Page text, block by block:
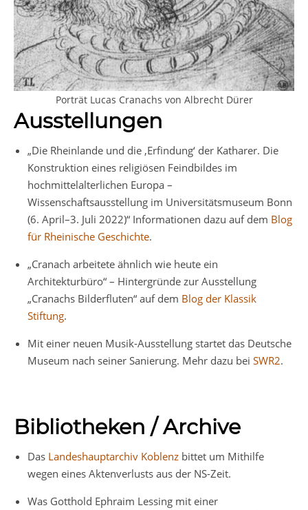
Porträt Lucas Cranachs von Albrecht Dürer
Ausstellungen
„Die Rheinlande und die ‚Erfindung‘ der Katharer. Die
Konstruktion eines religiösen Feindbildes im
hochmittelalterlichen Europa –
Wissenschaftsausstellung im Universitätsmuseum Bonn
(6. April–3. Juli 2022)“ Informationen dazu auf dem Blog
für Rheinische Geschichte.
„Cranach arbeitete ähnlich wie heute ein
Architekturbüro“ – Hintergründe zur Ausstellung
„Cranachs Bilderfluten“ auf dem Blog der Klassik
Stiftung.
Mit einer neuen Musik-Ausstellung startet das Deutsche
Museum nach seiner Sanierung. Mehr dazu bei SWR2.
Bibliotheken / Archive
Das Landeshauptarchiv Koblenz bittet um Mithilfe
wegen eines Aktenverlusts aus der NS-Zeit.
Was Gotthold Ephraim Lessing mit einer